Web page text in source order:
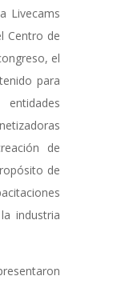
Livecams
Centro de
el
para
de
de
industria